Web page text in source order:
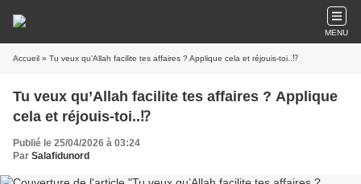
MENU
Accueil » Tu veux qu’Allah facilite tes affaires ? Applique cela et réjouis-toi..⁉️
Tu veux qu’Allah facilite tes affaires ? Applique
cela et réjouis-toi..⁉️
Publié le 25/04/2026 à 03:24
Par Salafidunord